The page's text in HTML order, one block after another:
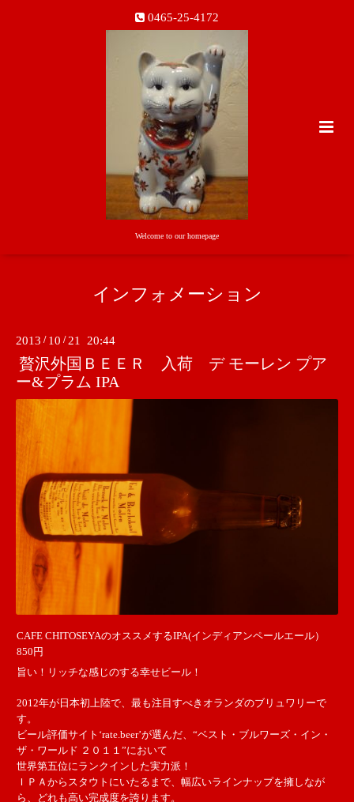
0465-25-4172
Welcome to our homepage
インフォメーション
2013 / 10 / 21 20:44
贅沢外国ＢＥＥＲ 入荷 デ モーレン プア
ー&プラム IPA
CAFE CHITOSEYAのオススメするIPA(インディアンペールエール）
850円
旨い！リッチな感じのする幸せビール！
2012年が日本初上陸で、最も注目すべきオランダのブリュワリーで
す。
ビール評価サイト‘rate.beer’が選んだ、“ベスト・ブルワーズ・イン・
ザ・ワールド ２０１１”において
世界第五位にランクインした実力派！
ＩＰＡからスタウトにいたるまで、幅広いラインナップを擁しなが
ら、どれも高い完成度を誇ります。